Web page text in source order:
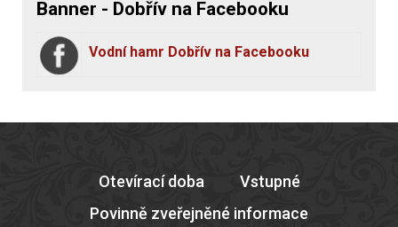
Banner - Dobřív na Facebooku
Vodní hamr Dobřív na Facebooku
Otevírací doba
Vstupné
Povinně zveřejněné informace